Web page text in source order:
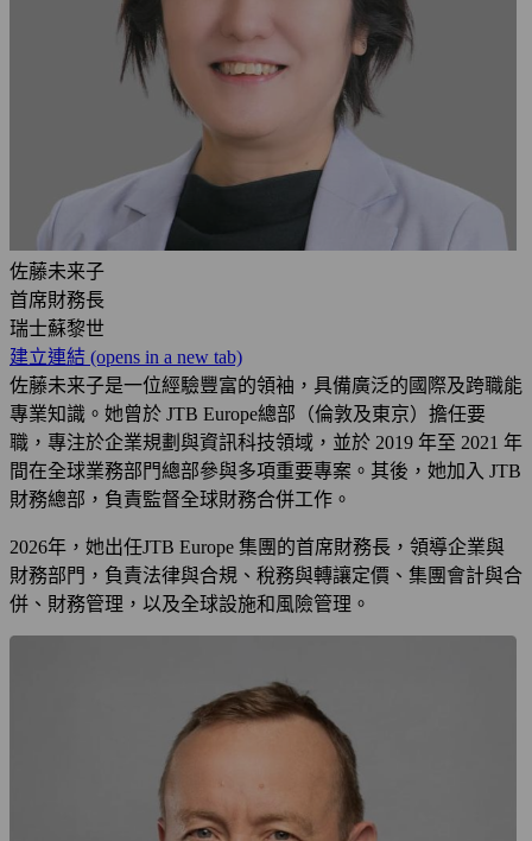
佐藤未来子
首席財務長
瑞士蘇黎世
建立連結 (opens in a new tab)
佐藤未来子是一位經驗豐富的領袖，具備廣泛的國際及跨職能
專業知識。她曾於 JTB Europe總部（倫敦及東京）擔任要
職，專注於企業規劃與資訊科技領域，並於 2019 年至 2021 年
間在全球業務部門總部參與多項重要專案。其後，她加入 JTB
財務總部，負責監督全球財務合併工作。
2026年，她出任JTB Europe 集團的首席財務長，領導企業與
財務部門，負責法律與合規、稅務與轉讓定價、集團會計與合
併、財務管理，以及全球設施和風險管理。